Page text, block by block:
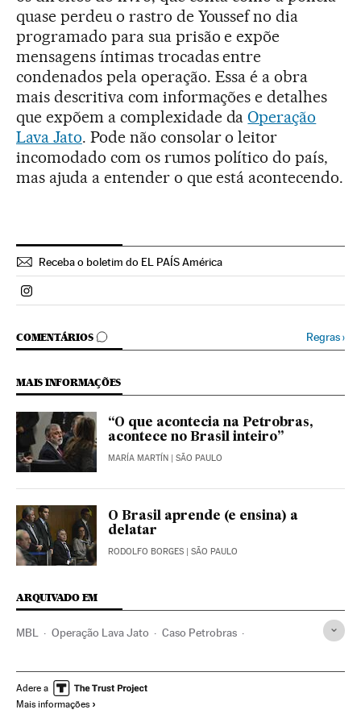
quase perdeu o rastro de Youssef no dia
programado para sua prisão e expõe
mensagens íntimas trocadas entre
condenados pela operação. Essa é a obra
mais descritiva com informações e detalhes
que expõem a complexidade da Operação
Lava Jato. Pode não consolar o leitor
incomodado com os rumos político do país,
mas ajuda a entender o que está acontecendo.
Receba o boletim do EL PAÍS América
Politica El País Brasil en Instagram
COMENTÁRIOS
COMENTÁRIOS Regras›
MAIS INFORMAÇÕES
“O que acontecia na Petrobras,
acontece no Brasil inteiro”
MARÍA MARTÍN | SÃO PAULO
O Brasil aprende (e ensina) a
delatar
RODOLFO BORGES | SÃO PAULO
ARQUIVADO EM
MBL Operação Lava Jato Caso Petrobras
Lavagem dinheiro Financiamento ilegal
Corrupção política
Adere a
Mais informações